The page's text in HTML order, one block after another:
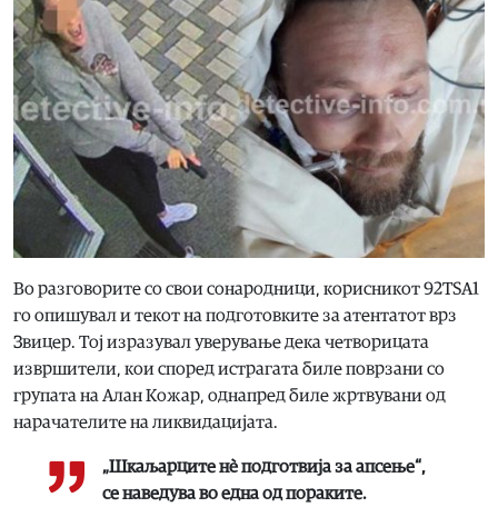
Во разговорите со свои сонародници, корисникот 92TSA1
го опишувал и текот на подготовките за атентатот врз
Звицер. Тој изразувал уверување дека четворицата
извршители, кои според истрагата биле поврзани со
групата на Алан Кожар, однапред биле жртвувани од
нарачателите на ликвидацијата.
„Шкаљарците нè подготвија за апсење“,
се наведува во една од пораките.